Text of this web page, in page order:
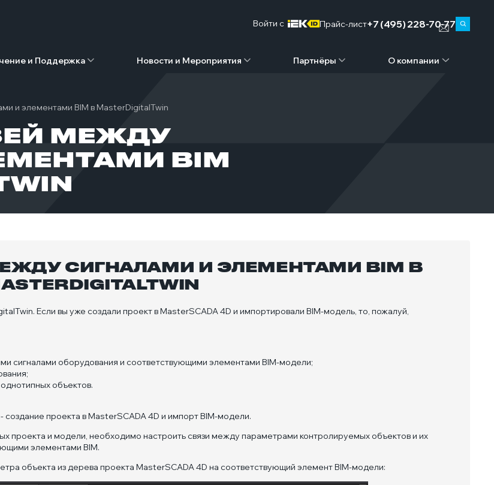
Войти c Прайс-лист+7 (495) 228-70-77
и Поддержка Новости и Мероприятия Партнёры О компании
и элементами BIM в MasterDigitalTwin
МЕЖДУ
BIM
СИГНАЛАМИ И ЭЛЕМЕНТАМИ BIM В
Если вы уже создали проект в MasterSCADA 4D и импортировали BIM-модель, то, пожалуй,
сигналами оборудования и соответствующими элементами BIM-модели;
объектов.
проекта в MasterSCADA 4D и импорт BIM-модели.
проекта и модели, необходимо настроить связи между параметрами контролируемых объектов и их
элементами BIM.
объекта из дерева проекта MasterSCADA 4D на соответствующий элемент BIM-модели: